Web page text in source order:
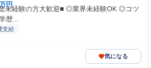
円
未経験の方大歓迎■ ◎業界未経験OK ◎コツ
歴...
支給
気になる